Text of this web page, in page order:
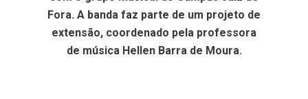
Fora. A banda faz parte de um projeto de
extensão, coordenado pela professora
de música Hellen Barra de Moura.